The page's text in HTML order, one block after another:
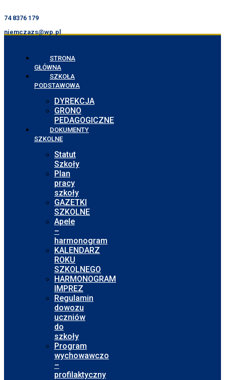
74 8376 179
niemczazs@wp.pl
STRONA
GŁÓWNA
SZKOŁA
PODSTAWOWA
DYREKCJA
GRONO
PEDAGOGICZNE
DOKUMENTY
SZKOLNE
Statut
Szkoły
Plan
pracy
szkoły
GAZETKI
SZKOLNE
Apele
–
harmonogram
KALENDARZ
ROKU
SZKOLNEGO
HARMONOGRAM
IMPREZ
Regulamin
dowozu
uczniów
do
szkoły
Program
wychowawczo
–
profilaktyczny